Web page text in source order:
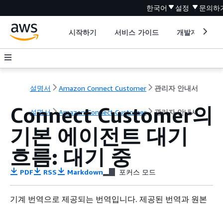
한국어 설정 문의하
시작하기 서비스 가이드 개발자 도구
설명서 Amazon Connect Customer 관리자 안내서
설명서 Amazon Connect Customer 관리자 안내서
Connect Customer의
기본 에이전트 대기
흐름: 대기 중
PDF RSS Markdown 포커스 모드
기계 번역으로 제공되는 번역입니다. 제공된 번역과 원본